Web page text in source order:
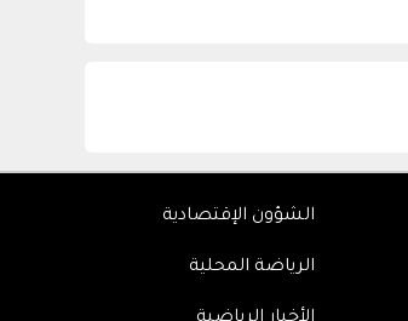
الشؤون الإقتصادية
الرياضة المحلية